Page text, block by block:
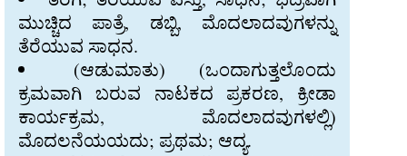
ಮುಚ್ಚಿದ ಪಾತ್ರೆ, ಡಬ್ಬಿ, ಮೊದಲಾದವುಗಳನ್ನು
ತೆರೆಯುವ ಸಾಧನ.
(ಆಡುಮಾತು) (ಒಂದಾಗುತ್ತಲೊಂದು
ಕ್ರಮವಾಗಿ ಬರುವ ನಾಟಕದ ಪ್ರಕರಣ, ಕ್ರೀಡಾ
ಕಾರ್ಯಕ್ರಮ, ಮೊದಲಾದವುಗಳಲ್ಲಿ)
ಮೊದಲನೆಯಯದು; ಪ್ರಥಮ; ಆದ್ಯ.